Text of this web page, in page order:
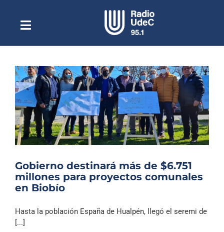
contenidoToggle
NavigationEscuchar Radio UdeC en vivo
Quiénes Somos
Programación
Podcast
Noticias
Columnas
Especiales
Gobierno destinará más de $6.751
millones para proyectos comunales
en Biobío
Hasta la población España de Hualpén, llegó el seremi de
[...]